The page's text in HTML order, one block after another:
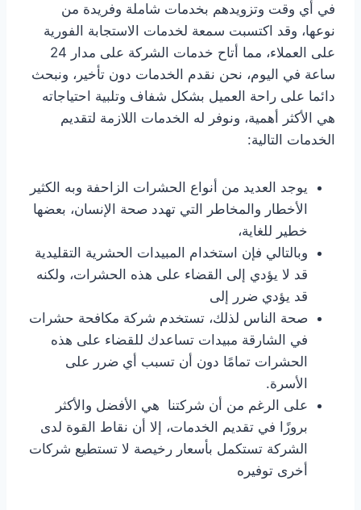
في أي وقت وتزويدهم بخدمات شاملة وفريدة من
نوعها، وقد اكتسبت سمعة لخدمات الاستجابة الفورية
على العملاء، مما أتاح خدمات الشركة على مدار 24
ساعة في اليوم، نحن نقدم الخدمات دون تأخير، ونبحث
دائما على راحة العميل بشكل شفاف وتلبية احتياجاته
هي الأكثر أهمية، ونوفر له الخدمات اللازمة لتقديم
الخدمات التالية:
يوجد العديد من أنواع الحشرات الزاحفة وبه الكثير
الأخطار والمخاطر التي تهدد صحة الإنسان، بعضها
خطير للغاية،
وبالتالي فإن استخدام المبيدات الحشرية التقليدية
قد لا يؤدي إلى القضاء على هذه الحشرات، ولكنه
قد يؤدي ضرر إلى
صحة الناس لذلك، تستخدم شركة مكافحة حشرات
في الشارقة مبيدات تساعدك للقضاء على هذه
الحشرات تمامًا دون أن تسبب أي ضرر على
الأسرة.
على الرغم من أن شركتنا هي الأفضل والأكثر
بروزًا في تقديم الخدمات، إلا أن نقاط القوة لدى
الشركة تستكمل بأسعار رخيصة لا تستطيع شركات
أخرى توفيره